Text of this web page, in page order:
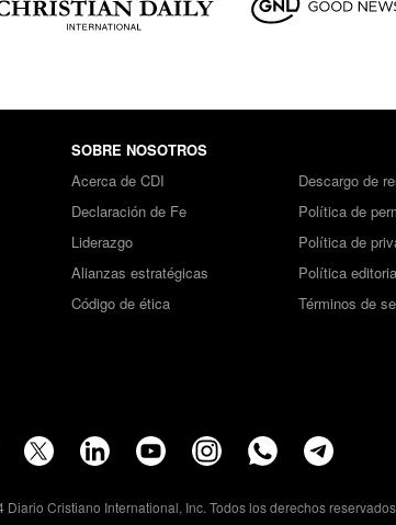
SOBRE NOSOTROS
Acerca de CDI
Declaración de Fe
Liderazgo
Alianzas estratégicas
Código de ética
Descargo de
Política de
Política de
Política
Términos de
Cristiano International, Inc. Todos los derechos